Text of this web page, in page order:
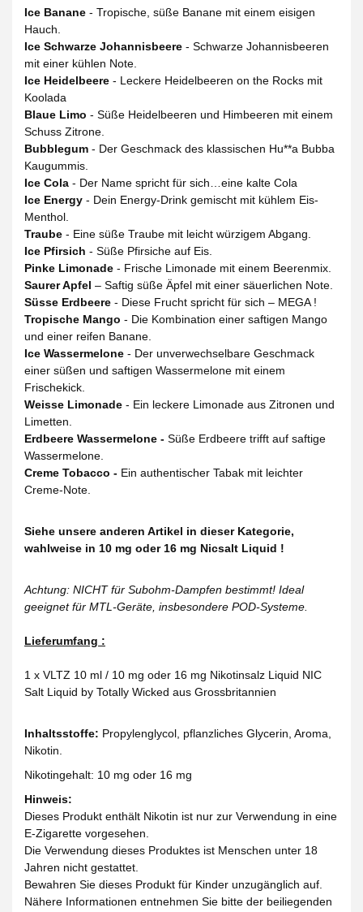
Ice Banane - Tropische, süße Banane mit einem eisigen
Hauch.
Ice Schwarze Johannisbeere - Schwarze Johannisbeeren
mit einer kühlen Note.
Ice Heidelbeere - Leckere Heidelbeeren on the Rocks mit
Koolada
Blaue Limo - Süße Heidelbeeren und Himbeeren mit einem
Schuss Zitrone.
Bubblegum - Der Geschmack des klassischen Hu**a Bubba
Kaugummis.
Ice Cola - Der Name spricht für sich…eine kalte Cola
Ice Energy - Dein Energy-Drink gemischt mit kühlem Eis-
Menthol.
Traube - Eine süße Traube mit leicht würzigem Abgang.
Ice Pfirsich - Süße Pfirsiche auf Eis.
Pinke Limonade - Frische Limonade mit einem Beerenmix.
Saurer Apfel – Saftig süße Äpfel mit einer säuerlichen Note.
Süsse Erdbeere - Diese Frucht spricht für sich – MEGA !
Tropische Mango - Die Kombination einer saftigen Mango
und einer reifen Banane.
Ice Wassermelone - Der unverwechselbare Geschmack
einer süßen und saftigen Wassermelone mit einem
Frischekick.
Weisse Limonade - Ein leckere Limonade aus Zitronen und
Limetten.
Erdbeere Wassermelone - Süße Erdbeere trifft auf saftige
Wassermelone.
Creme Tobacco - Ein authentischer Tabak mit leichter
Creme-Note.
Siehe unsere anderen Artikel in dieser Kategorie,
wahlweise in 10 mg oder 16 mg Nicsalt Liquid !
Achtung: NICHT für Subohm-Dampfen bestimmt! Ideal
geeignet für MTL-Geräte, insbesondere POD-Systeme.
Lieferumfang :
1 x VLTZ 10 ml / 10 mg oder 16 mg Nikotinsalz Liquid NIC
Salt Liquid by Totally Wicked aus Grossbritannien
Inhaltsstoffe: Propylenglycol, pflanzliches Glycerin, Aroma,
Nikotin.
Nikotingehalt: 10 mg oder 16 mg
Hinweis:
Dieses Produkt enthält Nikotin ist nur zur Verwendung in eine
E-Zigarette vorgesehen.
Die Verwendung dieses Produktes ist Menschen unter 18
Jahren nicht gestattet.
Bewahren Sie dieses Produkt für Kinder unzugänglich auf.
Nähere Informationen entnehmen Sie bitte der beiliegenden